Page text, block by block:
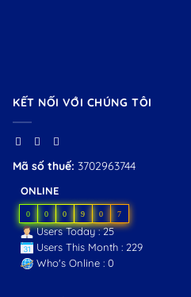
KẾT NỐI VỚI CHÚNG TÔI
Mã số thuế: 3702963744
ONLINE
0 0 0 9 0 7
Users Today : 25
Users This Month : 229
Who's Online : 0